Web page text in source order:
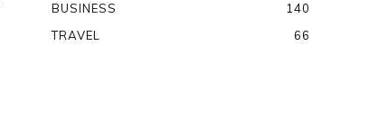
BUSINESS
140
TRAVEL
66